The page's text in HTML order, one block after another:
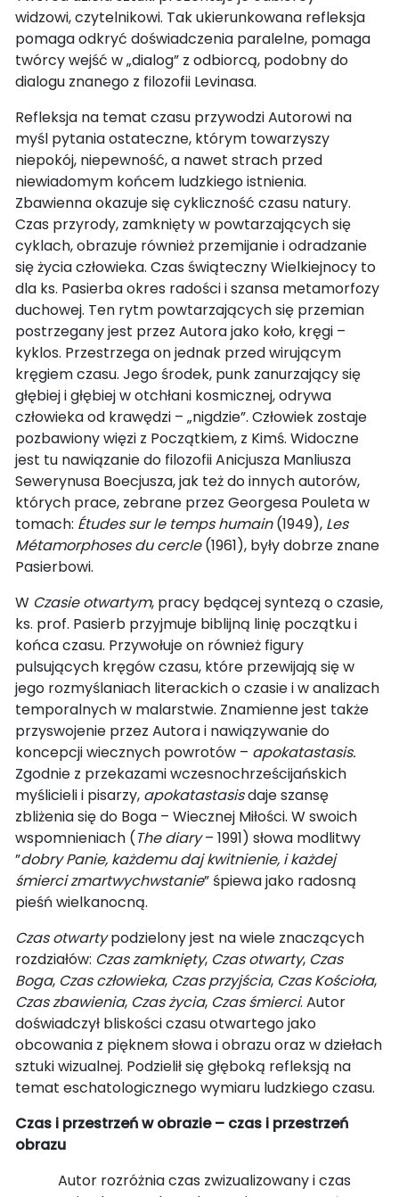
widzowi, czytelnikowi. Tak ukierunkowana refleksja
pomaga odkryć doświadczenia paralelne, pomaga
twórcy wejść w „dialog” z odbiorcą, podobny do
dialogu znanego z filozofii Levinasa.
Refleksja na temat czasu przywodzi Autorowi na
myśl pytania ostateczne, którym towarzyszy
niepokój, niepewność, a nawet strach przed
niewiadomym końcem ludzkiego istnienia.
Zbawienna okazuje się cykliczność czasu natury.
Czas przyrody, zamknięty w powtarzających się
cyklach, obrazuje również przemijanie i odradzanie
się życia człowieka. Czas świąteczny Wielkiejnocy to
dla ks. Pasierba okres radości i szansa metamorfozy
duchowej. Ten rytm powtarzających się przemian
postrzegany jest przez Autora jako koło, kręgi –
kyklos. Przestrzega on jednak przed wirującym
kręgiem czasu. Jego środek, punk zanurzający się
głębiej i głębiej w otchłani kosmicznej, odrywa
człowieka od krawędzi – „nigdzie”. Człowiek zostaje
pozbawiony więzi z Początkiem, z Kimś. Widoczne
jest tu nawiązanie do filozofii Anicjusza Manliusza
Sewerynusa Boecjusza, jak też do innych autorów,
których prace, zebrane przez Georgesa Pouleta w
tomach: Études sur le temps humain(1949), Les
Métamorphoses du cercle(1961), były dobrze znane
Pasierbowi.
W Czasie otwartym, pracy będącej syntezą o czasie,
ks. prof. Pasierb przyjmuje biblijną linię początku i
końca czasu. Przywołuje on również figury
pulsujących kręgów czasu, które przewijają się w
jego rozmyślaniach literackich o czasie i w analizach
temporalnych w malarstwie. Znamienne jest także
przyswojenie przez Autora i nawiązywanie do
koncepcji wiecznych powrotów – apokatastasis.
Zgodnie z przekazami wczesnochrześcijańskich
myślicieli i pisarzy, apokatastasisdaje szansę
zbliżenia się do Boga – Wiecznej Miłości. W swoich
wspomnieniach (The diary– 1991) słowa modlitwy
”dobry Panie, każdemu daj kwitnienie, i każdej
śmierci zmartwychwstanie” śpiewa jako radosną
pieśń wielkanocną.
Czas otwartypodzielony jest na wiele znaczących
rozdziałów: Czas zamknięty, Czas otwarty, Czas
Boga, Czas człowieka, Czas przyjścia, Czas Kościoła,
Czas zbawienia, Czas życia, Czas śmierci. Autor
doświadczył bliskości czasu otwartego jako
obcowania z pięknem słowa i obrazu oraz w dziełach
sztuki wizualnej. Podzielił się głęboką refleksją na
temat eschatologicznego wymiaru ludzkiego czasu.
Czas i przestrzeń w obrazie – czas i przestrzeń
obrazu
Autor rozróżnia czas zwizualizowany i czas